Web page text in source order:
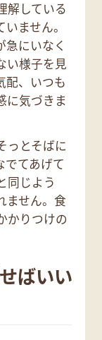
解している
ません。
急にいなく
い様子を見
配、いつも
に気づきま
っとそばに
でてあげて
同じよう
ません。食
かりつけの
ばいい